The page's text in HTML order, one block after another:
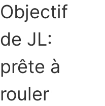
Objectif
de JL:
prête à
rouler